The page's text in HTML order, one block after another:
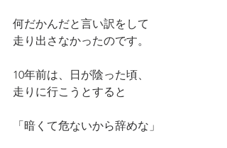
何だかんだと言い訳をして
走り出さなかったのです。
10年前は、日が陰った頃、
走りに行こうとすると
「暗くて危ないから辞めな」